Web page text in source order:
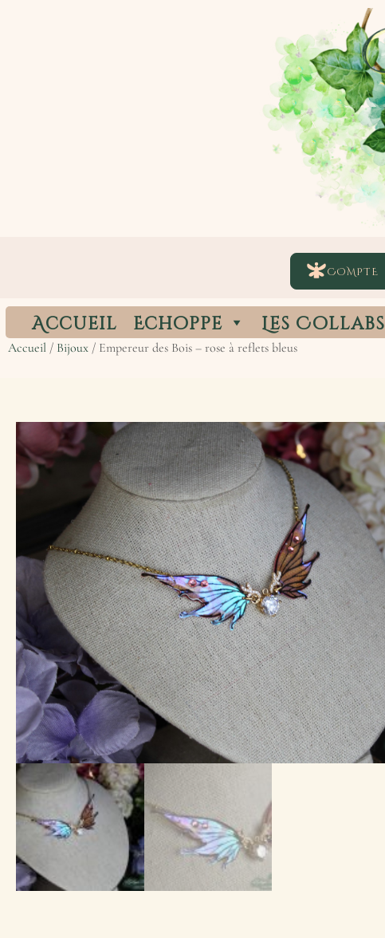
COMPTE
Accueil Echoppe Les Collabs
Accueil / Bijoux / Empereur des Bois – rose à reflets bleus